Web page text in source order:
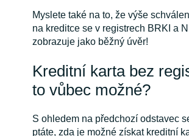
Myslete také na to, že výše
na kreditce se v registrech BRKI a
zobrazuje jako běžný úvěr!
Kreditní karta bez
to vůbec možné?
S ohledem na předchozí odstavec
ptáte, zda je možné získat kreditní